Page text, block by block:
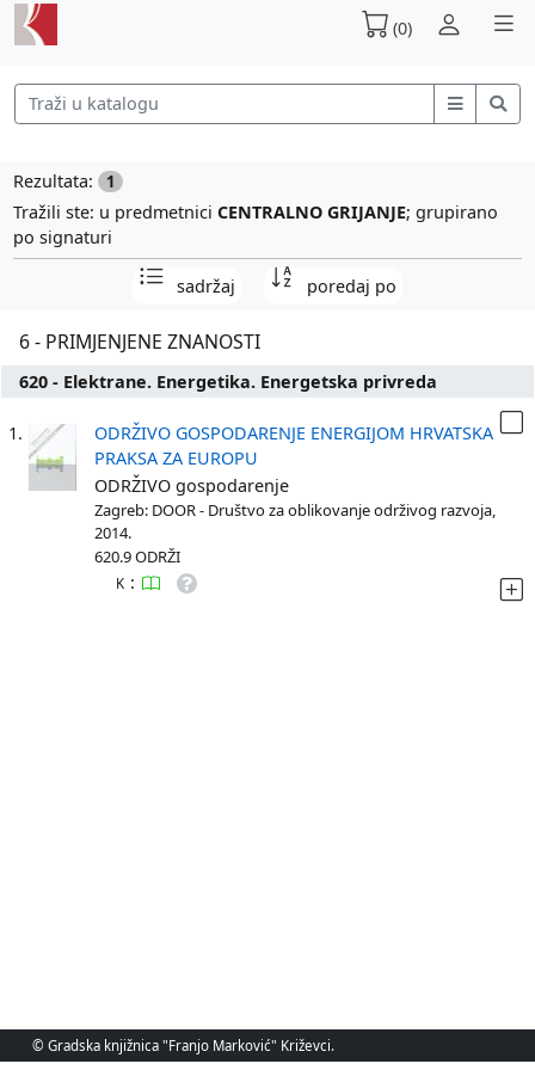
(0)
Rezultata: 1
Tražili ste: u predmetnici CENTRALNO GRIJANJE; grupirano
po signaturi
sadržaj poredaj po
6 - PRIMJENJENE ZNANOSTI
620 - Elektrane. Energetika. Energetska privreda
1.
ODRŽIVO GOSPODARENJE ENERGIJOM HRVATSKA
PRAKSA ZA EUROPU
ODRŽIVO gospodarenje
Zagreb: DOOR - Društvo za oblikovanje održivog razvoja,
2014.
620.9 ODRŽI
K :
© Gradska knjižnica "Franjo Marković" Križevci.